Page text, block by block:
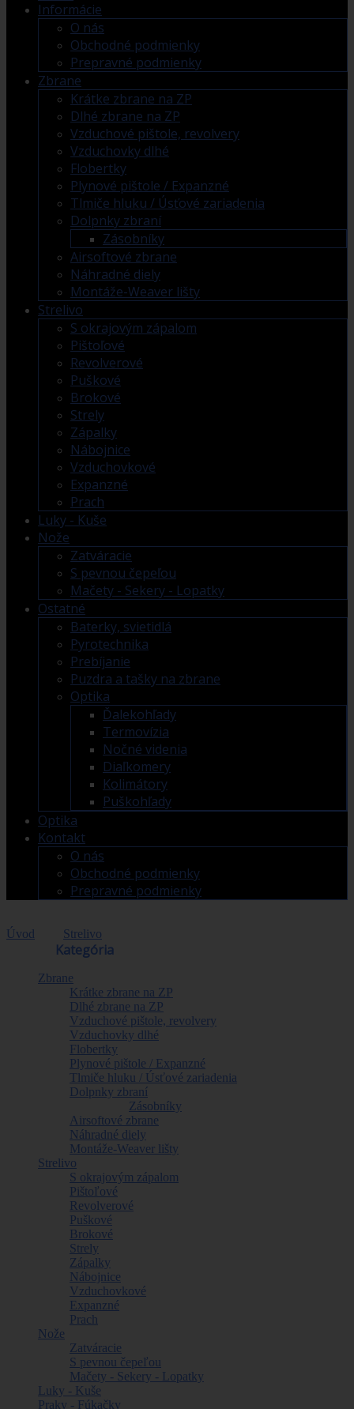
Informácie
O nás
Obchodné podmienky
Prepravné podmienky
Zbrane
Krátke zbrane na ZP
Dlhé zbrane na ZP
Vzduchové pištole, revolvery
Vzduchovky dlhé
Flobertky
Plynové pištole / Expanzné
Tlmiče hluku / Úsťové zariadenia
Dolpnky zbraní
Zásobníky
Airsoftové zbrane
Náhradné diely
Montáže-Weaver lišty
Strelivo
S okrajovým zápalom
Pištoľové
Revolverové
Puškové
Brokové
Strely
Zápalky
Nábojnice
Vzduchovkové
Expanzné
Prach
Luky - Kuše
Nože
Zatváracie
S pevnou čepeľou
Mačety - Sekery - Lopatky
Ostatné
Baterky, svietidlá
Pyrotechnika
Prebíjanie
Puzdra a tašky na zbrane
Optika
Ďalekohľady
Termovízia
Nočné videnia
Diaľkomery
Kolimátory
Puškohľady
Optika
Kontakt
O nás
Obchodné podmienky
Prepravné podmienky
Úvod Strelivo
Kategória
Zbrane
Krátke zbrane na ZP
Dlhé zbrane na ZP
Vzduchové pištole, revolvery
Vzduchovky dlhé
Flobertky
Plynové pištole / Expanzné
Tlmiče hluku / Úsťové zariadenia
Dolpnky zbraní
Zásobníky
Airsoftové zbrane
Náhradné diely
Montáže-Weaver lišty
Strelivo
S okrajovým zápalom
Pištoľové
Revolverové
Puškové
Brokové
Strely
Zápalky
Nábojnice
Vzduchovkové
Expanzné
Prach
Nože
Zatváracie
S pevnou čepeľou
Mačety - Sekery - Lopatky
Luky - Kuše
Praky - Fúkačky